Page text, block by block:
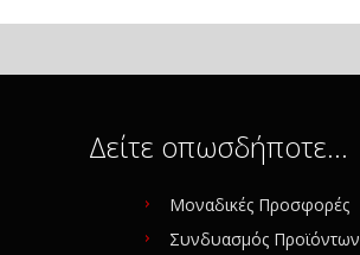
Δείτε οπωσδήποτε…
Μοναδικές Προσφορές
Συνδυασμός Προϊόντων